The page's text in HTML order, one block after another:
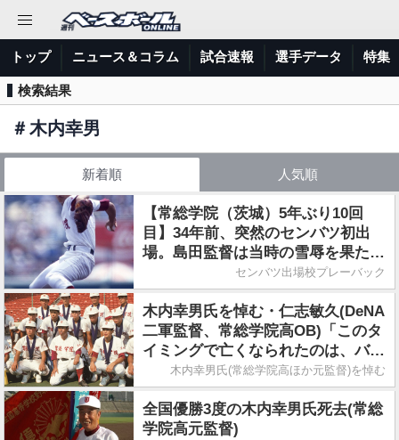
トップ ニュース＆コラム 試合速報 選手データ 特集
検索結果
＃木内幸男
新着順 人気順
【常総学院（茨城）5年ぶり10回
目】34年前、突然のセンバツ初出
場。島田監督は当時の雪辱を果たせ
センバツ出場校プレーバック
木内幸男氏を悼む・仁志敏久(DeNA
二軍監督、常総学院高OB)「このタ
イミングで亡くなられたのは、バト
ンを渡されたのかなという気がしま
す」
木内幸男氏(常総学院高ほか元監督)を悼む
全国優勝3度の木内幸男氏死去(常総
学院高元監督)